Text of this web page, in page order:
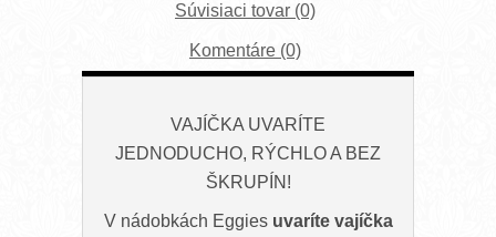
Súvisiaci tovar (0)
Komentáre (0)
VAJÍČKA UVARÍTE
JEDNODUCHO, RÝCHLO A BEZ
ŠKRUPÍN!
V nádobkách Eggies uvaríte vajíčka